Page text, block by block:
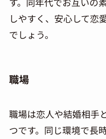
しやすく、安心して恋
でしょう。
職場
職場は恋人や結婚相手
つです。同じ環境で長